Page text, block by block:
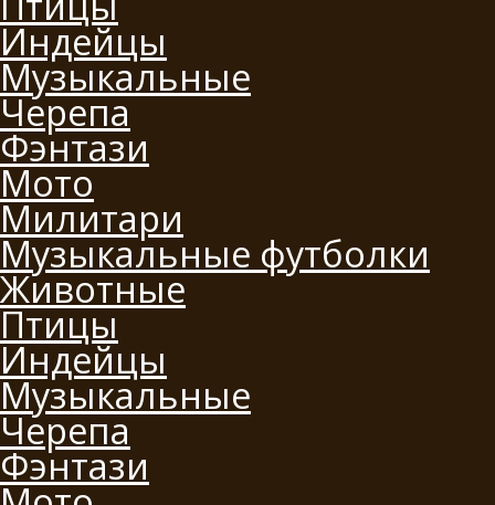
Индейцы
Музыкальные
Черепа
Фэнтази
Мото
Милитари
Музыкальные футболки
Животные
Птицы
Индейцы
Музыкальные
Черепа
Фэнтази